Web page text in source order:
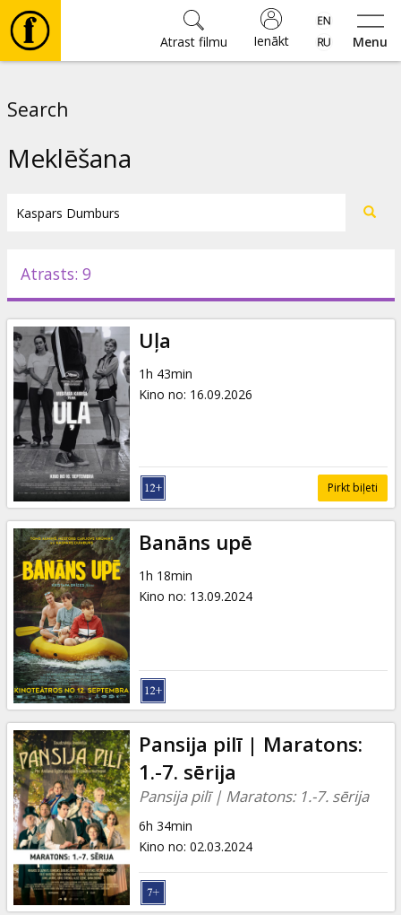
Menu
Ienākt
Atrast filmu
Pasākumi
Ziņas
Dāvanu
kartes
Uzkodas
B2B
Kino
Klubs
Search
Meklēšana
Atrasts: 9
Uļa
1h 43min
Kino no: 16.09.2026
Pirkt biļeti
Banāns upē
1h 18min
Kino no: 13.09.2024
Pansija pilī | Maratons:
1.-7. sērija
Pansija pilī | Maratons: 1.-7. sērija
6h 34min
Kino no: 02.03.2024